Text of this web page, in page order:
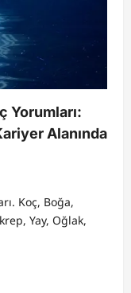
Yorumları:
Alanında
Koç, Boğa,
Yay, Oğlak,